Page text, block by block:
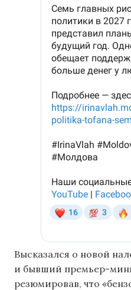
Высказался о новой
и бывший премьер-
резюмировав, что